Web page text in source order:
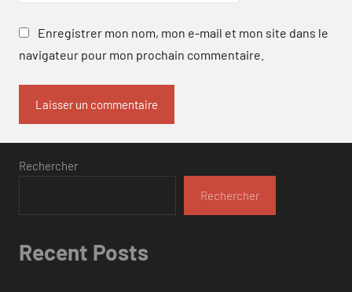
Enregistrer mon nom, mon e-mail et mon site dans le
navigateur pour mon prochain commentaire.
Rechercher
Rechercher
Recent Posts